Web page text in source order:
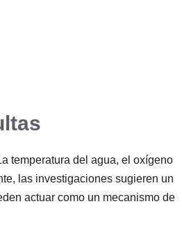
temperatura del agua, el oxígeno
las investigaciones sugieren un
actuar como un mecanismo de